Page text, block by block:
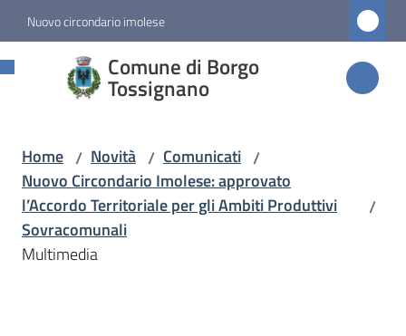
Vai al contenuto
Vai alla navigazione
Vai al footer
Nuovo circondario imolese
Comune di Borgo
Tossignano
Comune di
Borgo
Amministrazione
Novità
Home / Novità / Comunicati /
Nuovo Circondario Imolese: approvato
l’Accordo Territoriale per gli Ambiti Produttivi
Sovracomunali
/
Multimedia